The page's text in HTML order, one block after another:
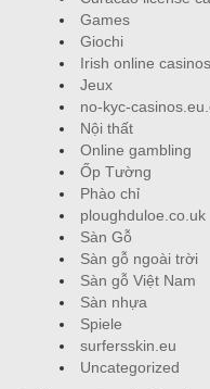
Games
Giochi
Irish online casinos
Jeux
no-kyc-
Nội thất
Online gambling
Ốp Tường
Phào chỉ
ploughduloe.co.uk
Sàn Gỗ
Sàn gỗ ngoài trời
Sàn gỗ Việt Nam
Sàn nhựa
Spiele
surfersskin.eu
Uncategorized